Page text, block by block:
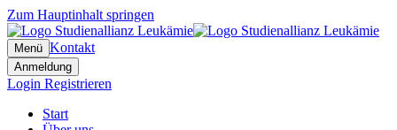
Zum Hauptinhalt springen
Menü Kontakt
Anmeldung
Login Registrieren
Start